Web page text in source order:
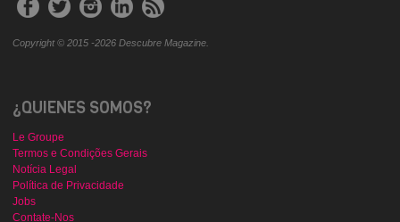
Copyright © 2015 -2026 Descubre Magazine.
¿QUIENES SOMOS?
Le Groupe
Termos e Condições Gerais
Notícia Legal
Política de Privacidade
Jobs
Contate-Nos